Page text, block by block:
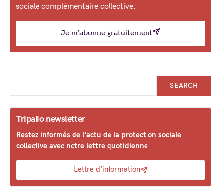
sociale complémentaire collective.
Je m’abonne gratuitement
SEARCH
Tripalio newsletter
Restez informés de l'actu de la protection sociale
collective avec notre lettre quotidienne
Lettre d'information